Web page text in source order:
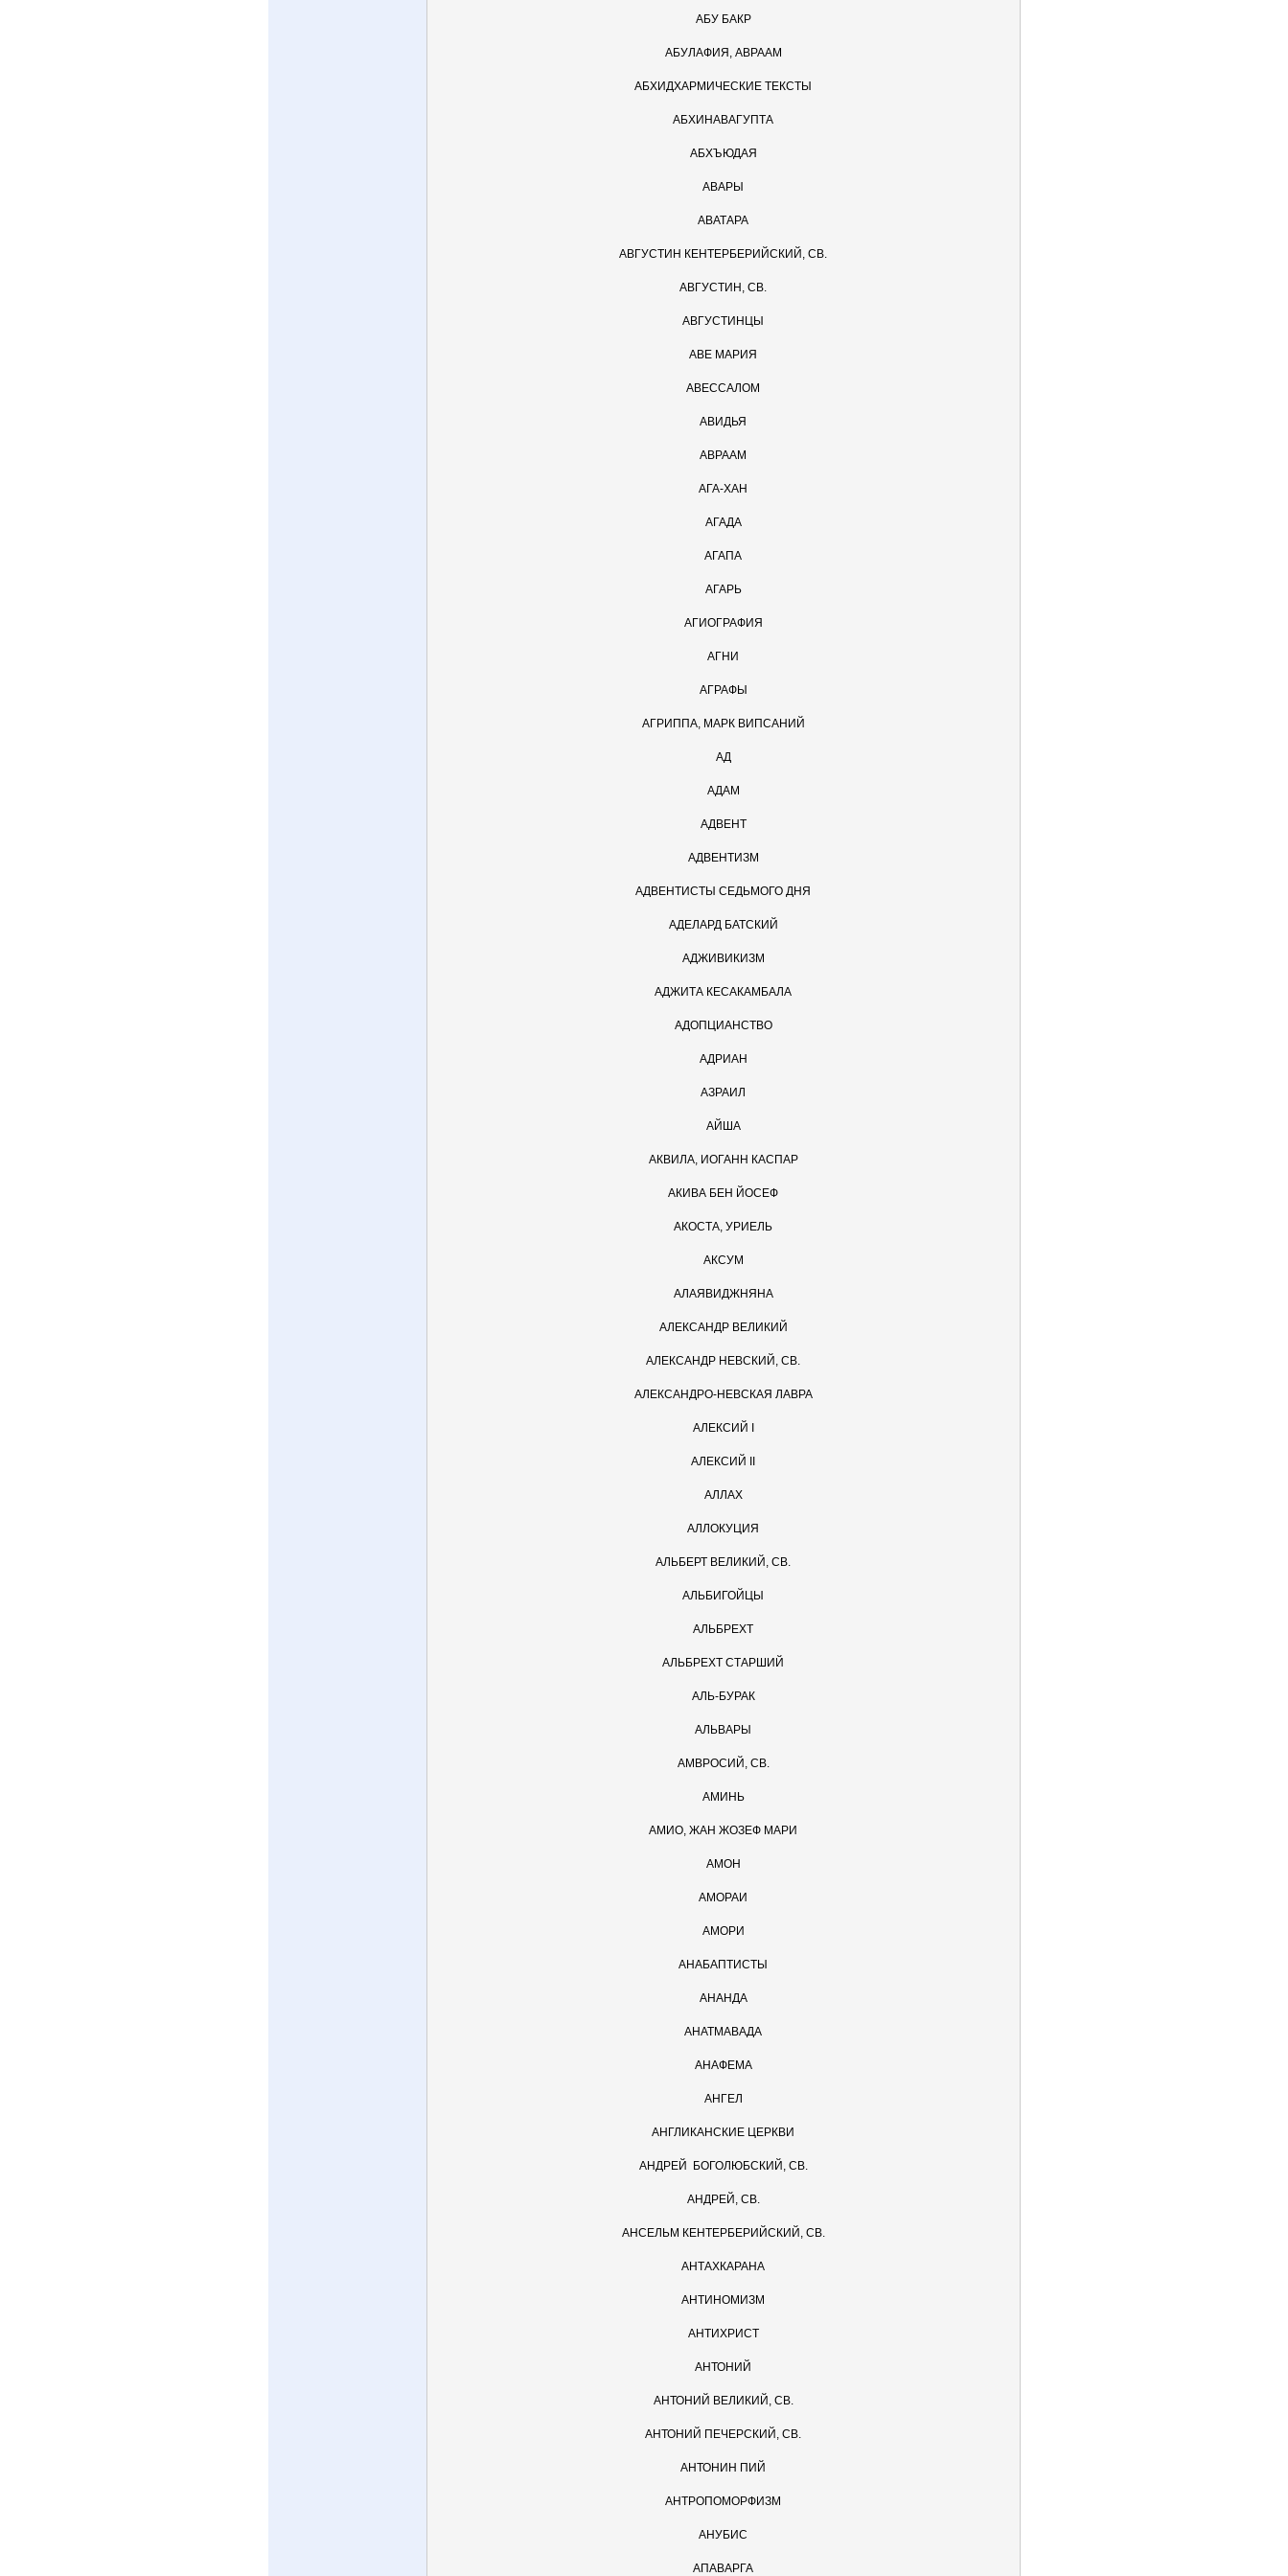
АБУ БАКР
АБУЛАФИЯ, АВРААМ
АБХИДХАРМИЧЕСКИЕ ТЕКСТЫ
АБХИНАВАГУПТА
АБХЪЮДАЯ
АВАРЫ
AВАТАРА
АВГУСТИН КЕНТЕРБЕРИЙСКИЙ, СВ.
АВГУСТИН, СВ.
АВГУСТИНЦЫ
АВЕ МАРИЯ
АВЕССАЛОМ
AВИДЬЯ
АВРААМ
АГА-ХАН
АГАДА
АГАПА
АГАРЬ
АГИОГРАФИЯ
АГНИ
АГРАФЫ
АГРИППА, МАРК ВИПСАНИЙ
АД
АДАМ
АДВЕНТ
АДВЕНТИЗМ
АДВЕНТИСТЫ СЕДЬМОГО ДНЯ
АДЕЛАРД БАТСКИЙ
АДЖИВИКИЗМ
АДЖИТА КЕСАКАМБАЛА
АДОПЦИАНСТВО
АДРИАН
АЗРАИЛ
АЙША
АКВИЛА, ИОГАНН КАСПАР
АКИВА БЕН ЙОСЕФ
АКОСТА, УРИЕЛЬ
АКСУМ
АЛАЯВИДЖНЯНА
АЛЕКСАНДР ВЕЛИКИЙ
АЛЕКСАНДР НЕВСКИЙ, СВ.
АЛЕКСАНДРО-НЕВСКАЯ ЛАВРА
АЛЕКСИЙ I
АЛЕКСИЙ II
АЛЛАХ
АЛЛОКУЦИЯ
АЛЬБЕРТ ВЕЛИКИЙ, СВ.
АЛЬБИГОЙЦЫ
АЛЬБРЕХТ
АЛЬБРЕХТ СТАРШИЙ
АЛЬ-БУРАК
АЛЬВАРЫ
АМВРОСИЙ, СВ.
АМИНЬ
АМИО, ЖАН ЖОЗЕФ МАРИ
АМОН
АМОРАИ
АМОРИ
АНАБАПТИСТЫ
АНАНДА
AНАТМАВАДА
АНАФЕМА
АНГЕЛ
АНГЛИКАНСКИЕ ЦЕРКВИ
АНДРЕЙ  БОГОЛЮБСКИЙ, СВ.
АНДРЕЙ, СВ.
АНСЕЛЬМ КЕНТЕРБЕРИЙСКИЙ, СВ.
АНТАХКАРАНА
АНТИНОМИЗМ
АНТИХРИСТ
АНТОНИЙ
АНТОНИЙ ВЕЛИКИЙ, СВ.
АНТОНИЙ ПЕЧЕРСКИЙ, СВ.
АНТОНИН ПИЙ
АНТРОПОМОРФИЗМ
АНУБИС
АПАВАРГА